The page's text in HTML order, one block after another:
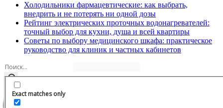
Холодильники фармацевтические: как выбрать,
внедрить и не потерять ни одной дозы
Рейтинг электрических проточных водонагревателей:
точный выбор для кухни, душа и всей квартиры
Советы по выбору медицинского шкафа: практическое
руководство для клиник и частных кабинетов
Exact matches only
Copyright 2026